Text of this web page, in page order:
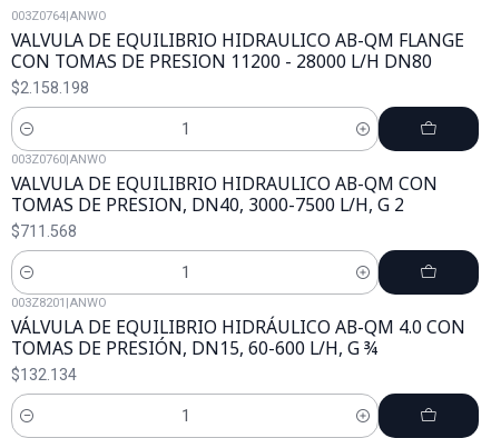
003Z0764|ANWO
VALVULA DE EQUILIBRIO HIDRAULICO AB-QM FLANGE
CON TOMAS DE PRESION 11200 - 28000 L/H DN80
$2.158.198
Cantidad
003Z0760|ANWO
VALVULA DE EQUILIBRIO HIDRAULICO AB-QM CON
TOMAS DE PRESION, DN40, 3000-7500 L/H, G 2
$711.568
Cantidad
003Z8201 |ANWO
VÁLVULA DE EQUILIBRIO HIDRÁULICO AB-QM 4.0 CON
TOMAS DE PRESIÓN, DN15, 60-600 L/H, G ¾
$132.134
Cantidad